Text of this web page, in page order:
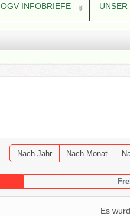
OGV INFOBRIEFE UNSER
Nach Jahr Nach Monat
Es